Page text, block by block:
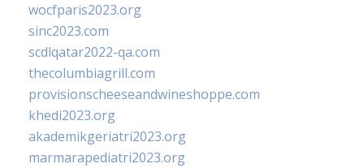
wocfparis2023.org
sinc2023.com
scdlqatar2022-qa.com
thecolumbiagrill.com
provisionscheeseandwineshoppe.com
khedi2023.org
akademikgeriatri2023.org
marmarapediatri2023.org